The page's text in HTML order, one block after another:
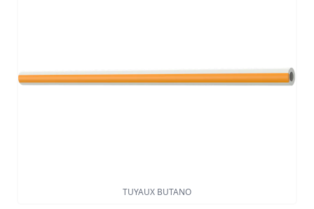
TUYAUX BUTANO